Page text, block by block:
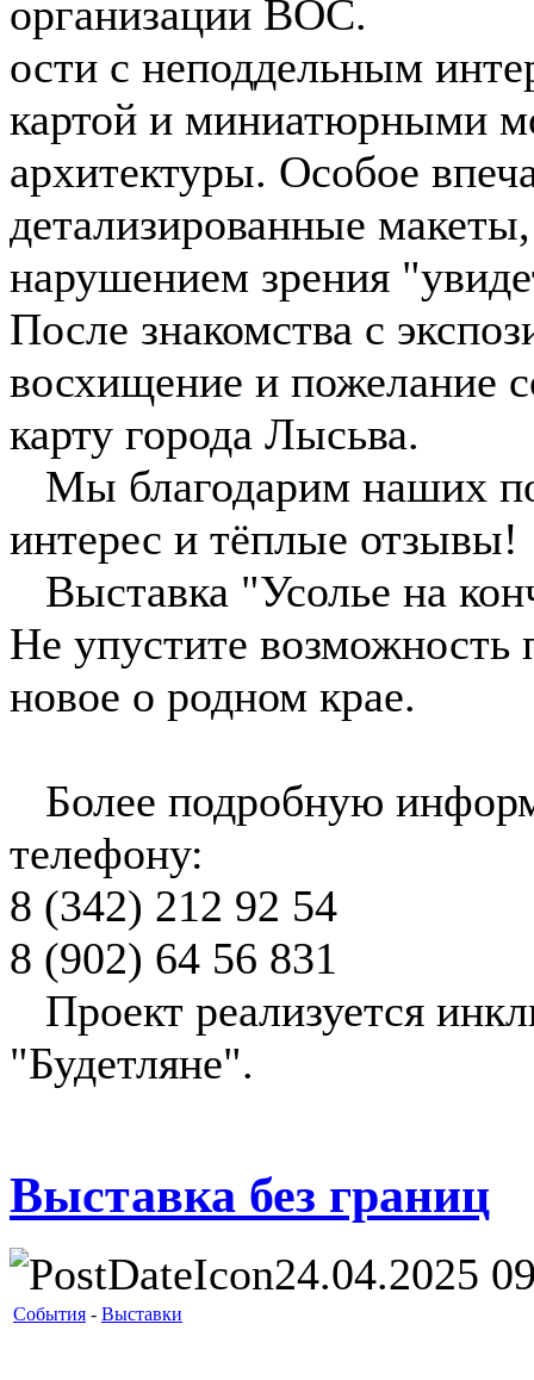
организации ВОС.
ости с неподдельным
картой и миниатюрными
архитектуры. Особое
детализированные
нарушением зрения
После знакомства с
восхищение и пожелание
карту города Лысьва.
Мы благодарим наших
интерес и тёплые отзывы!
Выставка "Усолье на
Не упустите возможность
новое о родном крае.
Более подробную
телефону:
8 (342) 212 92 54
8 (902) 64 56 831
Проект реализуется
"Будетляне".
Выставка без границ
24.04.2025
События - Выставки